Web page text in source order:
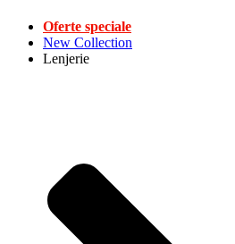
Oferte speciale
New Collection
Lenjerie